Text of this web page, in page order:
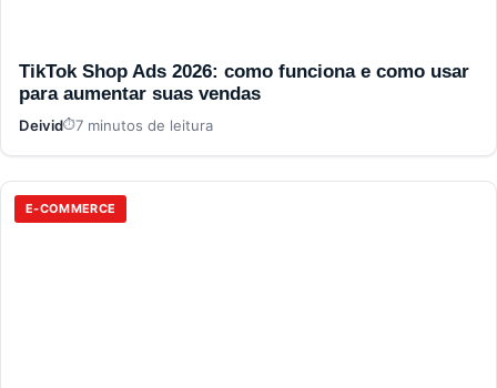
TikTok Shop Ads 2026: como funciona e como usar
para aumentar suas vendas
Deivid 7 minutos de leitura
E-COMMERCE